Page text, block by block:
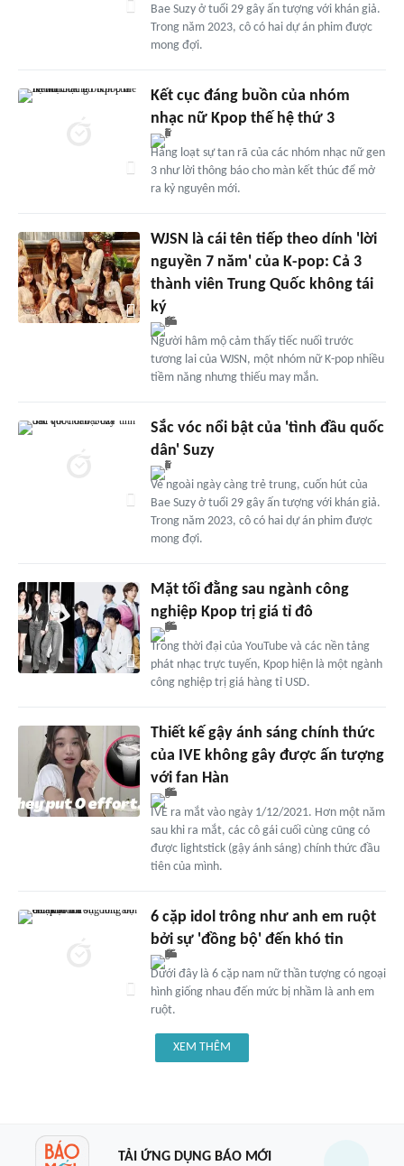
Bae Suzy ở tuổi 29 gây ấn tượng với khán giả.
Trong năm 2023, cô có hai dự án phim được
mong đợi.
Kết cục đáng buồn của nhóm
nhạc nữ Kpop thế hệ thứ 3
Hàng loạt sự tan rã của các nhóm nhạc nữ gen
3 như lời thông báo cho màn kết thúc để mở
ra kỷ nguyên mới.
WJSN là cái tên tiếp theo dính 'lời
nguyền 7 năm' của K-pop: Cả 3
thành viên Trung Quốc không tái
ký
Người hâm mộ cảm thấy tiếc nuối trước
tương lai của WJSN, một nhóm nữ K-pop nhiều
tiềm năng nhưng thiếu may mắn.
Sắc vóc nổi bật của 'tình đầu quốc
dân' Suzy
Vẻ ngoài ngày càng trẻ trung, cuốn hút của
Bae Suzy ở tuổi 29 gây ấn tượng với khán giả.
Trong năm 2023, cô có hai dự án phim được
mong đợi.
Mặt tối đằng sau ngành công
nghiệp Kpop trị giá tỉ đô
Trong thời đại của YouTube và các nền tảng
phát nhạc trực tuyến, Kpop hiện là một ngành
công nghiệp trị giá hàng tỉ USD.
Thiết kế gậy ánh sáng chính thức
của IVE không gây được ấn tượng
với fan Hàn
IVE ra mắt vào ngày 1/12/2021. Hơn một năm
sau khi ra mắt, các cô gái cuối cùng cũng có
được lightstick (gậy ánh sáng) chính thức đầu
tiên của mình.
6 cặp idol trông như anh em ruột
bởi sự 'đồng bộ' đến khó tin
Dưới đây là 6 cặp nam nữ thần tượng có ngoại
hình giống nhau đến mức bị nhầm là anh em
ruột.
XEM THÊM
TẢI ỨNG DỤNG BÁO MỚI